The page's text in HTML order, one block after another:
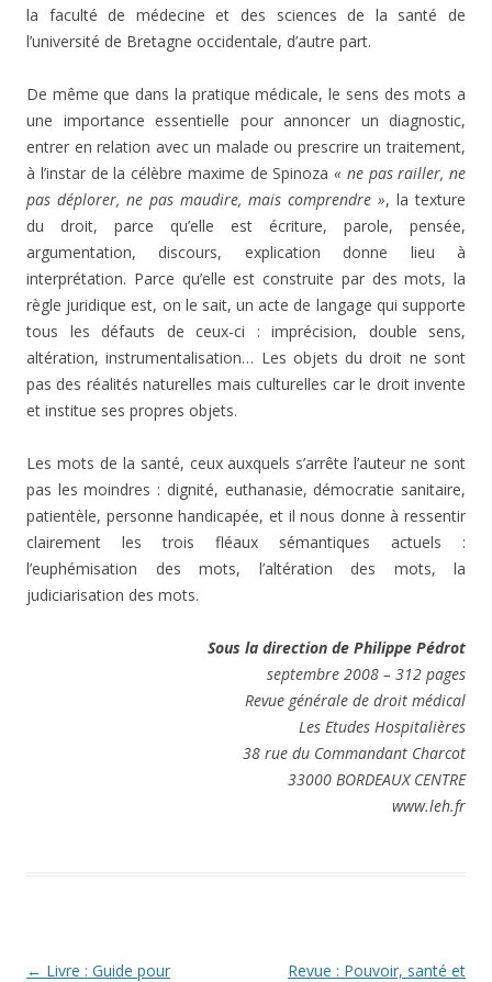
la faculté de médecine et des sciences de la santé de
l’université de Bretagne occidentale, d’autre part.
De même que dans la pratique médicale, le sens des mots a
une importance essentielle pour annoncer un diagnostic,
entrer en relation avec un malade ou prescrire un traitement,
à l’instar de la célèbre maxime de Spinoza « ne pas railler, ne
pas déplorer, ne pas maudire, mais comprendre », la texture
du droit, parce qu’elle est écriture, parole, pensée,
argumentation, discours, explication donne lieu à
interprétation. Parce qu’elle est construite par des mots, la
règle juridique est, on le sait, un acte de langage qui supporte
tous les défauts de ceux-ci : imprécision, double sens,
altération, instrumentalisation… Les objets du droit ne sont
pas des réalités naturelles mais culturelles car le droit invente
et institue ses propres objets.
Les mots de la santé, ceux auxquels s’arrête l’auteur ne sont
pas les moindres : dignité, euthanasie, démocratie sanitaire,
patientèle, personne handicapée, et il nous donne à ressentir
clairement les trois fléaux sémantiques actuels :
l’euphémisation des mots, l’altération des mots, la
judiciarisation des mots.
Sous la direction de Philippe Pédrot
septembre 2008 – 312 pages
Revue générale de droit médical
Les Etudes Hospitalières
38 rue du Commandant Charcot
33000 BORDEAUX CENTRE
www.leh.fr
Navigation
← Livre : Guide pour
Revue : Pouvoir, santé et